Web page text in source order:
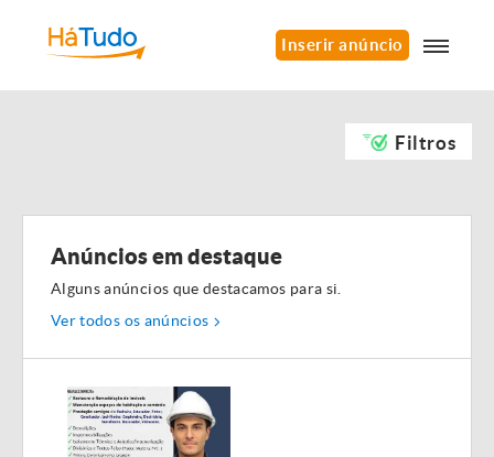
Inserir anúncio
Filtros
Anúncios em destaque
Alguns anúncios que destacamos para si.
Ver todos os anúncios